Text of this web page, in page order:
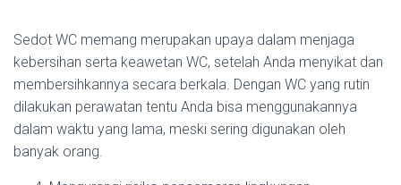
Sedot WC memang merupakan upaya dalam menjaga
kebersihan serta keawetan WC, setelah Anda menyikat dan
membersihkannya secara berkala. Dengan WC yang rutin
dilakukan perawatan tentu Anda bisa menggunakannya
dalam waktu yang lama, meski sering digunakan oleh
banyak orang.